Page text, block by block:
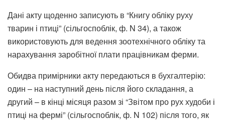
Дані акту щоденно записують в “Книгу обліку руху
тварин і птиці” (сільгоспоблік, ф. N 34), а також
використовують для ведення зоотехнічного обліку та
нарахування заробітної плати працівникам ферми.
Обидва примірники акту передаються в бухгалтерію:
один – на наступний день після його складання, а
другий – в кінці місяця разом зі “Звітом про рух худоби і
птиці на фермі” (сільгоспоблік, ф. N 102) після того, як